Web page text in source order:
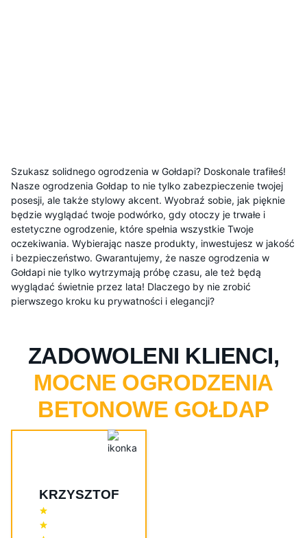
Szukasz solidnego ogrodzenia w Gołdapi? Doskonale trafiłeś!
Nasze ogrodzenia Gołdap to nie tylko zabezpieczenie twojej
posesji, ale także stylowy akcent. Wyobraź sobie, jak pięknie
będzie wyglądać twoje podwórko, gdy otoczy je trwałe i
estetyczne ogrodzenie, które spełnia wszystkie Twoje
oczekiwania. Wybierając nasze produkty, inwestujesz w jakość
i bezpieczeństwo. Gwarantujemy, że nasze ogrodzenia w
Gołdapi nie tylko wytrzymają próbę czasu, ale też będą
wyglądać świetnie przez lata! Dlaczego by nie zrobić
pierwszego kroku ku prywatności i elegancji?
ZADOWOLENI KLIENCI,
MOCNE OGRODZENIA
BETONOWE GOŁDAP
KRZYSZTOF